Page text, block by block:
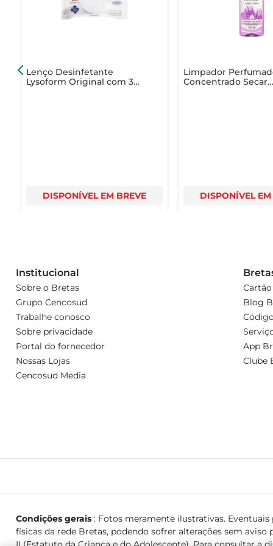
combinação de eficácia e aroma agradável faz
completa.
Lenço Desinfetante
Lysoform Original com 36
DISPONÍVEL EM BREVE
Limpador
Concentrado Secar
DISPONÍVEL EM
Institucional
Sobre o Bretas
Grupo Cencosud
Trabalhe conosco
Sobre privacidade
Portal do fornecedor
Nossas Lojas
Cencosud Media
Blog
App
Clube
Condições gerais: Fotos meramente ilustrativas. Eventuais
físicas da rede Bretas, podendo sofrer alterações sem aviso